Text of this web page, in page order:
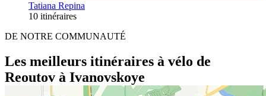
Tatiana Repina
10 itinéraires
DE NOTRE COMMUNAUTÉ
Les meilleurs itinéraires à vélo de
Reoutov à Ivanovskoye